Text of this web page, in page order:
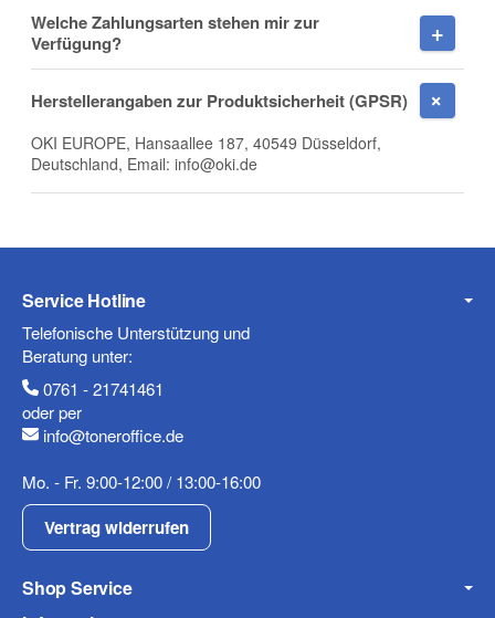
Firma
E-Mail
Mobiltelefon
Fax
Welche Zahlungsarten stehen mir zur
Verfügung?
Herstellerangaben zur Produktsicherheit (GPSR)
OKI EUROPE, Hansaallee 187, 40549 Düsseldorf,
Deutschland, Email: info@oki.de
Service Hotline
Telefonische Unterstützung und
Beratung unter:
0761 - 21741461
oder per
info@toneroffice.de
Mo. - Fr. 9:00-12:00 / 13:00-16:00
Vertrag widerrufen
Shop Service